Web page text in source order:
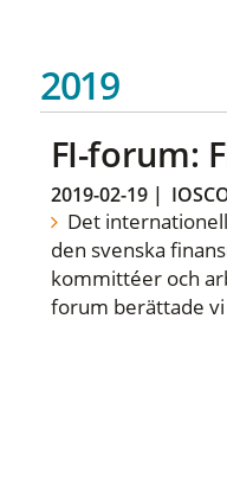
2019
FI-forum:
2019-02-19|
Det
den svenska
kommittéer och
forum berättade